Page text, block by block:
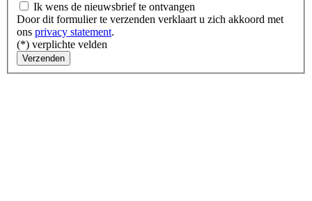
Ik wens de nieuwsbrief te ontvangen
Door dit formulier te verzenden verklaart u zich akkoord met
ons privacy statement.
(*) verplichte velden
Verzenden